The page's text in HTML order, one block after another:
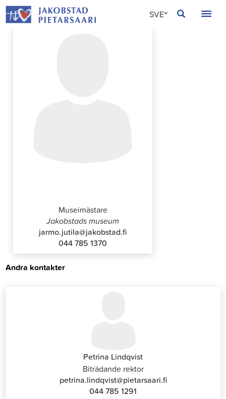
Hoppa
till
SVE
Museimästare
Jakobstads museum
jarmo.jutila@jakobstad.fi
044 785 1370
Andra kontakter
Petrina Lindqvist
Biträdande rektor
petrina.lindqvist@pietarsaari.fi
044 785 1291